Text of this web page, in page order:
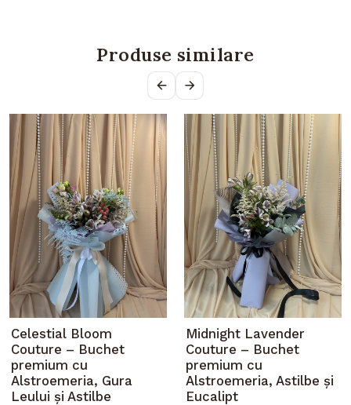
Produse similare
Celestial Bloom
Couture – Buchet
premium cu
Alstroemeria, Gura
Leului și Astilbe
Midnight Lavender
Couture – Buchet
premium cu
Alstroemeria, Astilbe și
Eucalipt